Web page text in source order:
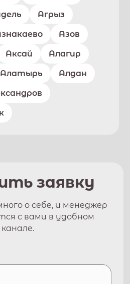
Агрыз
Азов
Аксай Алагир
Алатырь Алдан
заявку
о себе, и менеджер
с вами в удобном
канале.